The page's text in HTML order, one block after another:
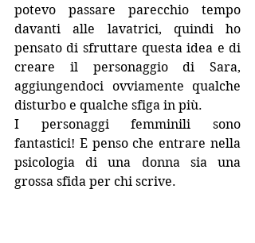
potevo passare parecchio tempo
davanti alle lavatrici, quindi ho
pensato di sfruttare questa idea e di
creare il personaggio di Sara,
aggiungendoci ovviamente qualche
disturbo e qualche sfiga in più.
I personaggi femminili sono
fantastici! E penso che entrare nella
psicologia di una donna sia una
grossa sfida per chi scrive.